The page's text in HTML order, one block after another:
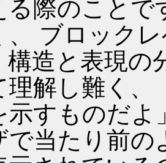
る際のことで
、 ブロック
構造と表現の
理解し難く、
示すものだ
で当たり前の